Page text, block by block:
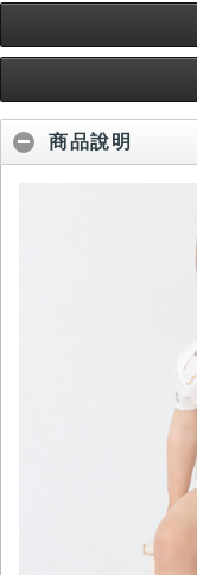
商品說明